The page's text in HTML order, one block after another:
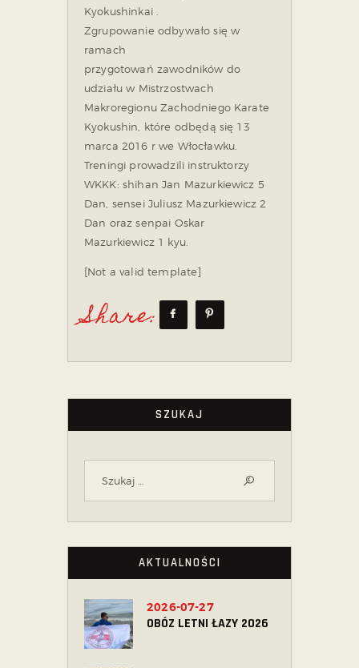
Kyokushinkai .
Zgrupowanie odbywało się w
ramach
przygotowań zawodników do
udziału w Mistrzostwach
Makroregionu Zachodniego Karate
Kyokushin, które odbędą się 13
marca 2016 r we Włocławku.
Treningi prowadzili instruktorzy
WKKK: shihan Jan Mazurkiewicz 5
Dan, sensei Juliusz Mazurkiewicz 2
Dan oraz senpai Oskar
Mazurkiewicz 1 kyu.
[Not a valid template]
Share:
SZUKAJ
AKTUALNOŚCI
OBÓZ LETNI ŁAZY 2026
2026-07-27